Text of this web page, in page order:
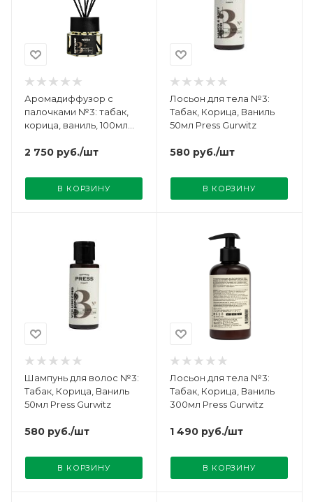
Аромадиффузор с
палочками №3: табак,
корица, ваниль, 100мл
2 750 руб./шт
В КОРЗИНУ
Лосьон для тела №3:
Табак, Корица, Ваниль
50мл Press Gurwitz
580 руб./шт
В КОРЗИНУ
Шампунь для волос №3:
Табак, Корица, Ваниль
50мл Press Gurwitz
580 руб./шт
В КОРЗИНУ
Лосьон для тела №3:
Табак, Корица, Ваниль
300мл Press Gurwitz
1 490 руб./шт
В КОРЗИНУ